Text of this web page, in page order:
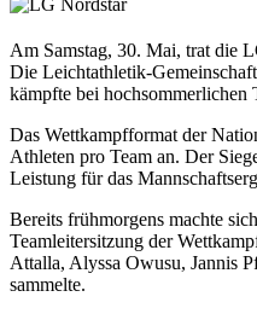
Am Samstag, 30. Mai, trat die
Die Leichtathletik-
kämpfte bei hochsommerlichen
Das Wettkampfformat der
Athleten pro Team an. Der
Leistung für das
Bereits frühmorgens machte
Teamleitersitzung der
Attalla, Alyssa Owusu, Jannis
sammelte.